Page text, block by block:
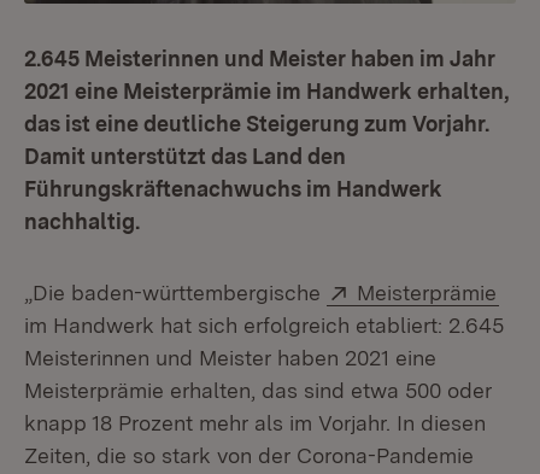
2.645 Meisterinnen und Meister haben im Jahr
2021 eine Meisterprämie im Handwerk erhalten,
das ist eine deutliche Steigerung zum Vorjahr.
Damit unterstützt das Land den
Führungskräftenachwuchs im Handwerk
nachhaltig.
„Die baden-württembergische Extern:
Meisterprämie
im Handwerk hat sich erfolgreich etabliert: 2.645
Meisterinnen und Meister haben 2021 eine
Meisterprämie erhalten, das sind etwa 500 oder
knapp 18 Prozent mehr als im Vorjahr. In diesen
Zeiten, die so stark von der Corona-Pandemie